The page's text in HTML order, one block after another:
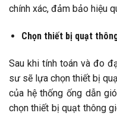
chính xác, đảm bảo hiệu
Chọn thiết bị quạt
Sau khi tính toán và đo
sư sẽ lựa chọn thiết bị
của hệ thống ống dẫn
chọn thiết bị quạt thông